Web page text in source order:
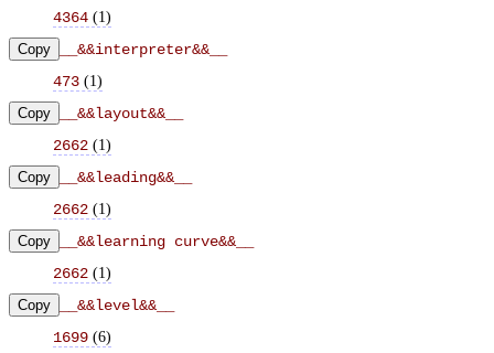
4364 (1)
Copy
__&&interpreter&&__
473 (1)
Copy
__&&layout&&__
2662 (1)
Copy
__&&leading&&__
2662 (1)
Copy
__&&learning curve&&__
2662 (1)
Copy
__&&level&&__
1699 (6)